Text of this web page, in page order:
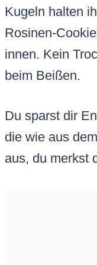
Kugeln halten
Rosinen-
innen. Kein
beim Beißen.
Du sparst dir
die wie aus
aus, du merkst